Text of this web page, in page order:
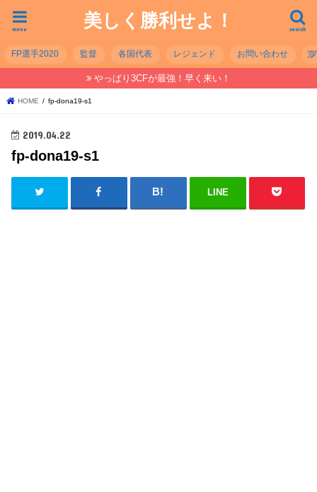
美しく勝利せよ！ search
menu
FP選手2020 監督 各国代表 レジェンド お問い合わせ
やっぱり3CFが最強！早く来い！
HOME fp-dona19-s1
2019.04.22
fp-dona19-s1
LINE